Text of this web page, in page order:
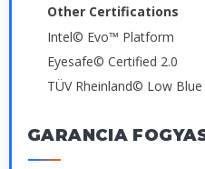
Other Certifications
Intel© Evo™ Platform
Eyesafe© Certified 2.0
TÜV Rheinland© Low
GARANCIA